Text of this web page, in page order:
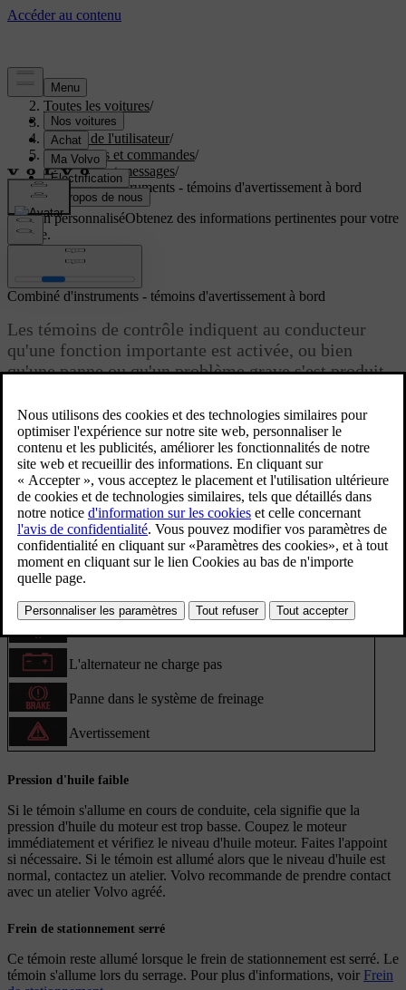
Aide/
Toutes les voitures/
V40 2019/
Manuel de l'utilisateur/
Instruments et commandes/
Témoins et messages/
Combiné d'instruments - témoins d'avertissement à bord
Soutien personnaliséObtenez des informations pertinentes pour votre
voiture.
Connexion
Combiné d'instruments - témoins d'avertissement à bord
Les témoins de contrôle indiquent au conducteur
qu'une fonction importante est activée, ou bien
qu'une panne ou qu'un problème grave s'est produit.
Témoins d'avertissement
Symbole
Signification
Pression d'huile faible[1]
Frein de stationnement serré, instruments numériques
Frein de stationnement serré, instruments analogiques
L'alternateur ne charge pas
Panne dans le système de freinage
Avertissement
Pression d'huile faible
Si le témoin s'allume en cours de conduite, cela signifie que la
pression d'huile du moteur est trop basse. Coupez le moteur
immédiatement et vérifiez le niveau d'huile moteur. Faites l'appoint
si nécessaire. Si le témoin est allumé alors que le niveau d'huile est
normal, contactez un atelier. Volvo recommande de prendre contact
avec un atelier Volvo agréé.
Frein de stationnement serré
Ce témoin reste allumé lorsque le frein de stationnement est serré. Le
témoin s'allume lors du serrage. Pour plus d'informations, voir Frein